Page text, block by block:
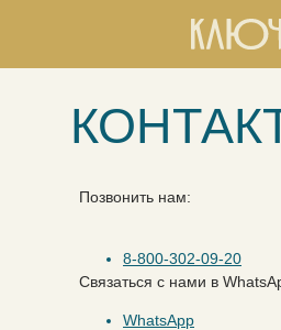
Позвонить нам:
8-800-302-09-20
Связаться с нами в
WhatsApp